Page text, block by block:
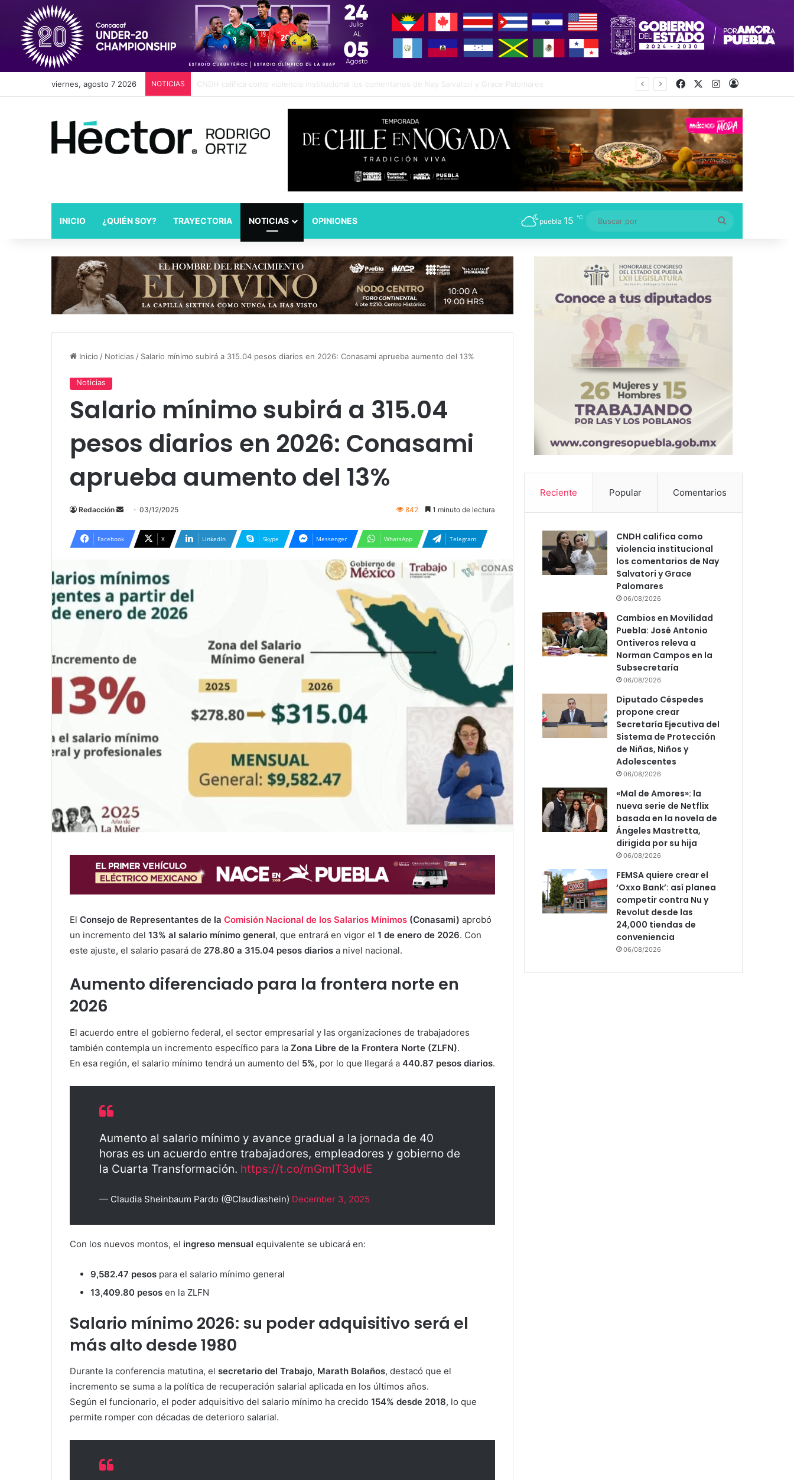
viernes, agosto 7 2026 NOTICIAS Cambios en Movilidad Puebla: José Antonio Ontiveros releva a Norman Campos en la Subsecretaría FacebookInstagram
Acceso
INICIO ¿QUIÉN SOY? TRAYECTORIA NOTICIAS OPINIONES puebla 15 ℃
por
Inicio / Noticias / Salario mínimo subirá a 315.04 pesos diarios en 2026: Conasami aprueba aumento del 13%
Noticias
Salario mínimo subirá a 315.04
pesos diarios en 2026: Conasami
aprueba aumento del 13%
Redacción
Send
email
03/12/2025 842 1 minuto de lectura
Facebook X LinkedIn Skype Messenger WhatsApp Telegram
El Consejo de Representantes de la Comisión Nacional de los Salarios Mínimos (Conasami) aprobó
un incremento del 13% al salario mínimo general, que entrará en vigor el 1 de enero de 2026. Con
este ajuste, el salario pasará de 278.80 a 315.04 pesos diarios a nivel nacional.
Aumento diferenciado para la frontera norte en
2026
El acuerdo entre el gobierno federal, el sector empresarial y las organizaciones de trabajadores
también contempla un incremento específico para la Zona Libre de la Frontera Norte (ZLFN).
En esa región, el salario mínimo tendrá un aumento del 5%, por lo que llegará a 440.87 pesos diarios.
Aumento al salario mínimo y avance gradual a la jornada de 40
horas es un acuerdo entre trabajadores, empleadores y gobierno de
la Cuarta Transformación. https://t.co/mGmlT3dvIE
— Claudia Sheinbaum Pardo (@Claudiashein) December 3, 2025
Con los nuevos montos, el ingreso mensual equivalente se ubicará en:
9,582.47 pesos para el salario mínimo general
13,409.80 pesos en la ZLFN
Salario mínimo 2026: su poder adquisitivo será el
más alto desde 1980
Durante la conferencia matutina, el secretario del Trabajo, Marath Bolaños, destacó que el
incremento se suma a la política de recuperación salarial aplicada en los últimos años.
Según el funcionario, el poder adquisitivo del salario mínimo ha crecido 154% desde 2018, lo que
permite romper con décadas de deterioro salarial.
Reciente Popular Comentarios
CNDH califica como
violencia institucional
los comentarios de Nay
Salvatori y Grace
Palomares
06/08/2026
Cambios en Movilidad
Puebla: José Antonio
Ontiveros releva a
Norman Campos en la
Subsecretaría
06/08/2026
Diputado Céspedes
propone crear
Secretaría Ejecutiva del
Sistema de Protección
de Niñas, Niños y
Adolescentes
06/08/2026
«Mal de Amores»: la
nueva serie de Netflix
basada en la novela de
Ángeles Mastretta,
dirigida por su hija
06/08/2026
FEMSA quiere crear el
‘Oxxo Bank’: así planea
competir contra Nu y
Revolut desde las
24,000 tiendas de
conveniencia
06/08/2026